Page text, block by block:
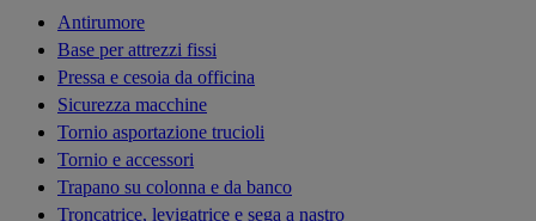
Antirumore
Base per attrezzi fissi
Pressa e cesoia da officina
Sicurezza macchine
Tornio asportazione trucioli
Tornio e accessori
Trapano su colonna e da banco
Troncatrice, levigatrice e sega a nastro